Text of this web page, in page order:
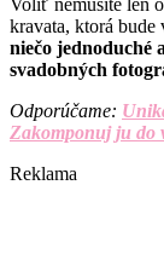
Voliť nemusíte len
kravata, ktorá bude
niečo jednoduché
svadobných
Odporúčame:
Zakomponuj ju do
Reklama